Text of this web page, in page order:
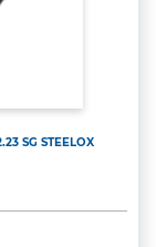
SG STEELOX